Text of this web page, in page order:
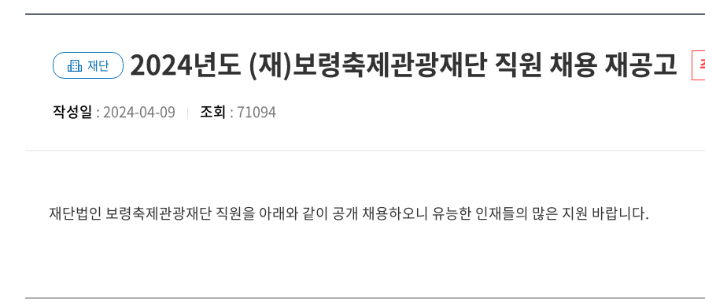
재단 2024년도 (재)보령축제관광재단 직원 채용 재공고
작성일 : 2024-04-09 조회 : 71094
재단법인 보령축제관광재단 직원을 아래와 같이 공개 채용하오니 유능한 인재들의 많은 지원 바랍니다.